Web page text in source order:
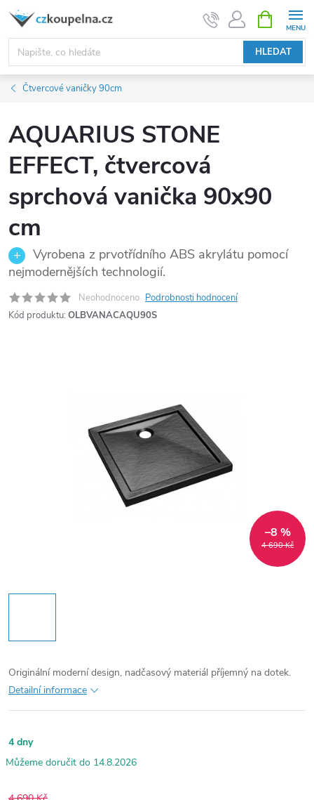
Přejít
obsah
HLEDAT
NÁKUPNÍ
KOŠÍK
Čtvercové vaničky 90cm
AQUARIUS STONE
EFFECT, čtvercová
sprchová vanička 90x90
cm
Vyrobena z prvotřídního ABS akrylátu pomocí
nejmodernějších technologií.
Neohodnoceno Podrobnosti hodnocení
Kód produktu: OLBVANACAQU90S
4 690 Kč
–8 %
Originální moderní design, nadčasový materiál příjemný na dotek.
Detailní informace
4 dny
14.8.2026